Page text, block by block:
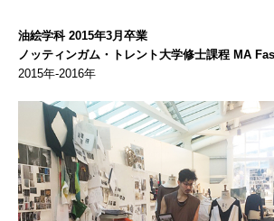
油絵学科 2015年3月卒業
ノッティンガム・トレント大学修士課程 MA
2015年-2016年